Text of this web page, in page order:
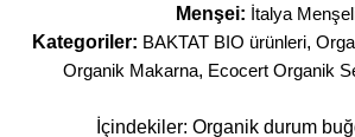
Menşei: İtalya
Kategoriler: BAKTAT BIO ürünleri,
Organik Makarna, Ecocert Organik
İçindekiler: Organik durum